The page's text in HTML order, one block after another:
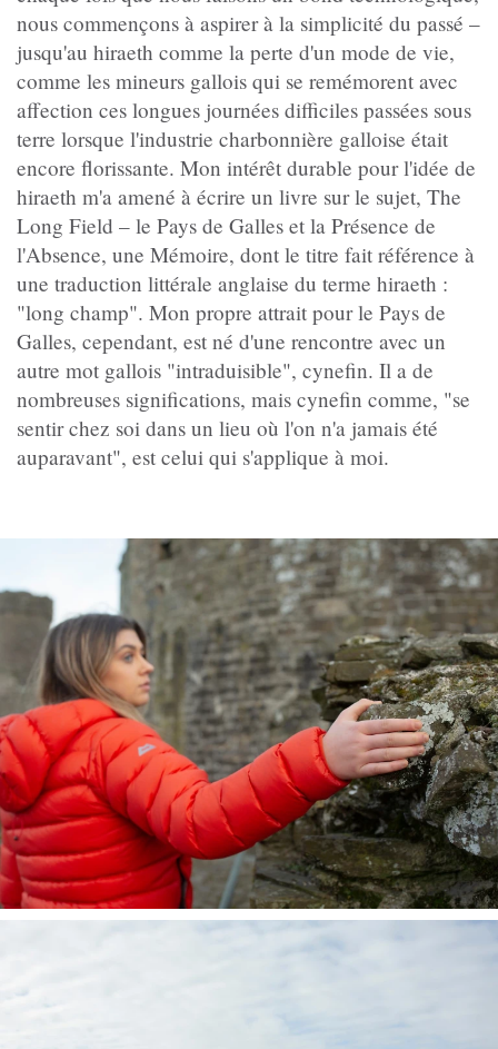
nous commençons à aspirer à la simplicité du passé –
jusqu'au hiraeth comme la perte d'un mode de vie,
comme les mineurs gallois qui se remémorent avec
affection ces longues journées difficiles passées sous
terre lorsque l'industrie charbonnière galloise était
encore florissante. Mon intérêt durable pour l'idée de
hiraeth m'a amené à écrire un livre sur le sujet, The
Long Field – le Pays de Galles et la Présence de
l'Absence, une Mémoire, dont le titre fait référence à
une traduction littérale anglaise du terme hiraeth :
"long champ". Mon propre attrait pour le Pays de
Galles, cependant, est né d'une rencontre avec un
autre mot gallois "intraduisible", cynefin. Il a de
nombreuses significations, mais cynefin comme, "se
sentir chez soi dans un lieu où l'on n'a jamais été
auparavant", est celui qui s'applique à moi.